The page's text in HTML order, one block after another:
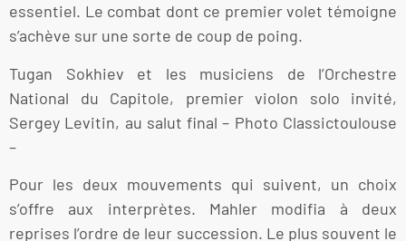
essentiel. Le combat dont ce premier volet témoigne
s’achève sur une sorte de coup de poing.
Tugan Sokhiev et les musiciens de l’Orchestre
National du Capitole, premier violon solo invité,
Sergey Levitin, au salut final – Photo Classictoulouse
–
Pour les deux mouvements qui suivent, un choix
s’offre aux interprètes. Mahler modifia à deux
reprises l’ordre de leur succession. Le plus souvent le